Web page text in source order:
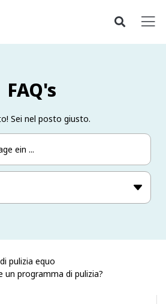
FAQ's
Sei nel posto giusto.
pulizia equo
un programma di pulizia?